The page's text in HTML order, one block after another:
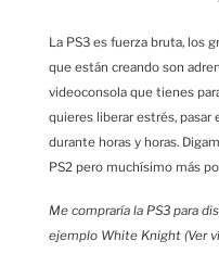
La PS3 es fuerza bruta, los
que están creando son
videoconsola que tienes
quieres liberar estrés, pasar
durante horas y horas.
PS2 pero muchísimo más
Me compraría la PS3 para
ejemplo White Knight (Ver